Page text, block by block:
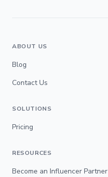
ABOUT US
Blog
Contact Us
SOLUTIONS
Pricing
RESOURCES
Become an Influencer Partner